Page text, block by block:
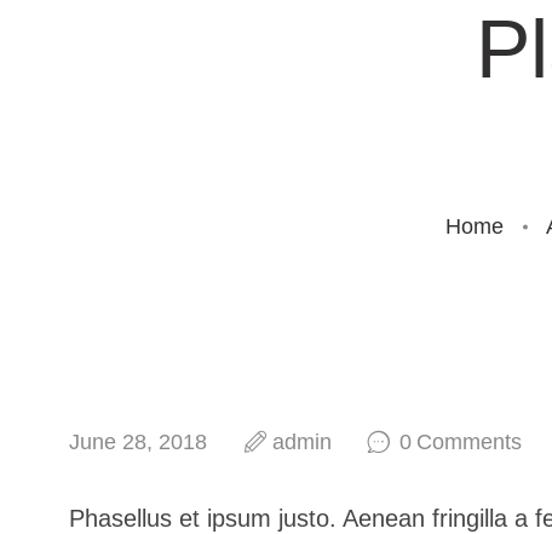
Home
June 28, 2018 0 Comments
admin
Phasellus et ipsum justo. Aenean fringilla a